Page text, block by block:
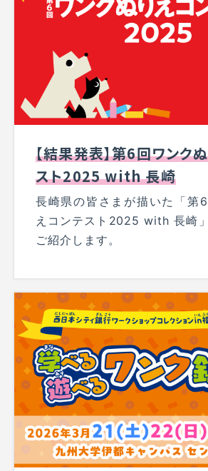
【結果発表】第6回ワンク
スト2025 with 長崎
長崎県の皆さまが描いた「第
えコンテスト2025 with 長崎
ご紹介します。